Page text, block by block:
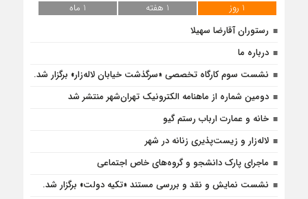
1 روز 1 هفته
1 ماه
رستوران آقارضا سهیلا
درباره ما
نشست سوم کارگاه تخصصی «سرگذشت خیابان لاله‌زار» برگزار شد.
دومین شماره از ماهنامه الکترونیک تهران‌شهر منتشر شد
خانه و عمارت ارباب رستم گیو
لاله‌زار و زیست‌پذیری زنانه در شهر
ماجرای پارک دانشجو و گروه‌های خاص اجتماعی
نشست نمایش و نقد و بررسی مستند «تکیه دولت» برگزار شد.